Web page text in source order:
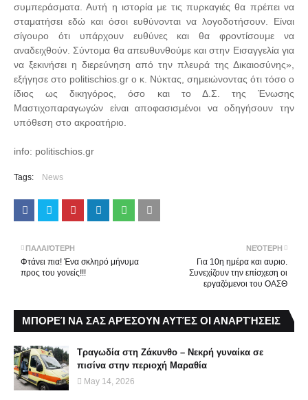
συμπεράσματα. Αυτή η ιστορία με τις πυρκαγιές θα πρέπει να
σταματήσει εδώ και όσοι ευθύνονται να λογοδοτήσουν. Είναι
σίγουρο ότι υπάρχουν ευθύνες και θα φροντίσουμε να
αναδειχθούν. Σύντομα θα απευθυνθούμε και στην Εισαγγελία για
να ξεκινήσει η διερεύνηση από την πλευρά της Δικαιοσύνης»,
εξήγησε στο politischios.gr ο κ. Νύκτας, σημειώνοντας ότι τόσο ο
ίδιος ως δικηγόρος, όσο και το Δ.Σ. της Ένωσης
Μαστιχοπαραγωγών είναι αποφασισμένοι να οδηγήσουν την
υπόθεση στο ακροατήριο.
info: politischios.gr
Tags: News
ΝΕΌΤΕΡΗ
Για 10η ημέρα και αυριο.
Συνεχίζουν την επίσχεση οι
εργαζόμενοι του ΟΑΣΘ
ΠΑΛΑΙΌΤΕΡΗ
Φτάνει πια! Ένα σκληρό μήνυμα
προς του γονείς!!!
ΜΠΟΡΕΊ ΝΑ ΣΑΣ ΑΡΈΣΟΥΝ ΑΥΤΈΣ ΟΙ ΑΝΑΡΤΉΣΕΙΣ
Τραγωδία στη Ζάκυνθο – Νεκρή γυναίκα σε
πισίνα στην περιοχή Μαραθία
May 14, 2026